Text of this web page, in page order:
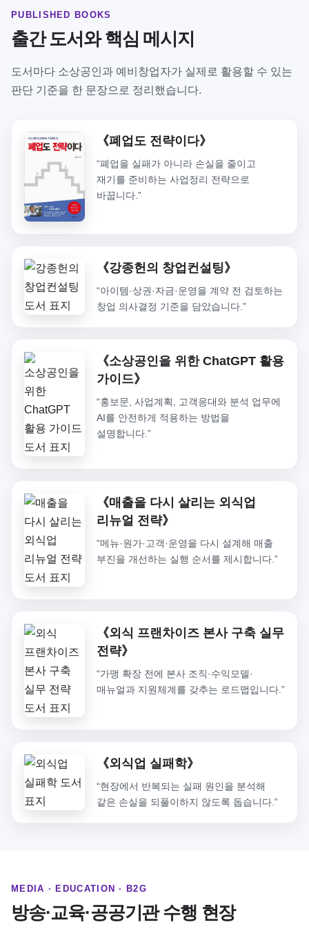
PUBLISHED BOOKS
출간 도서와 핵심 메시지
도서마다 소상공인과 예비창업자가 실제로 활용할 수 있는
판단 기준을 한 문장으로 정리했습니다.
《폐업도 전략이다》
“폐업을 실패가 아니라 손실을 줄이고
재기를 준비하는 사업정리 전략으로
바꿉니다.”
《강종헌의 창업컨설팅》
“아이템·상권·자금·운영을 계약 전 검토하는
창업 의사결정 기준을 담았습니다.”
《소상공인을 위한 ChatGPT 활용
가이드》
“홍보문, 사업계획, 고객응대와 분석 업무에
AI를 안전하게 적용하는 방법을
설명합니다.”
《매출을 다시 살리는 외식업
리뉴얼 전략》
“메뉴·원가·고객·운영을 다시 설계해 매출
부진을 개선하는 실행 순서를 제시합니다.”
《외식 프랜차이즈 본사 구축 실무
전략》
“가맹 확장 전에 본사 조직·수익모델·
매뉴얼과 지원체계를 갖추는 로드맵입니다.”
《외식업 실패학》
“현장에서 반복되는 실패 원인을 분석해
같은 손실을 되풀이하지 않도록 돕습니다.”
MEDIA · EDUCATION · B2G
방송·교육·공공기관 수행 현장